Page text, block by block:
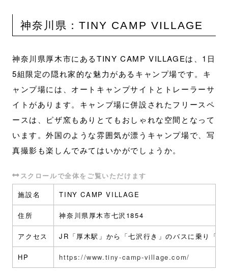
神奈川県：TINY CAMP VILLAGE
神奈川県厚木市にあるTINY CAMP VILLAGEは、1日
5組限定の隠れ家的な魅力があるキャンプ場です。キ
ャンプ場には、オートキャンプサイトとトレーラーサ
イトがあります。キャンプ場に併設されたフリースペ
ースは、ピザ窯もありとてもおしゃれな空間となって
います。外国のような雰囲気が漂うキャンプ場で、写
真撮影も楽しんでみてはいかがでしょうか。
施設名 TINY CAMP VILLAGE
住所 神奈川県厚木市七沢1854
アクセス JR「厚木駅」から「七沢行き」のバスに乗り「
HP https://www.tiny-camp-village.com/